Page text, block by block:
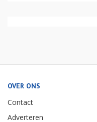
OVER ONS
Contact
Adverteren